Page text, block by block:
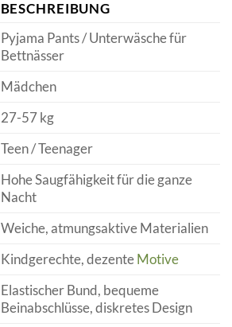
BESCHREIBUNG
Pyjama Pants / Unterwäsche für
Bettnässer
Mädchen
27-57 kg
Teen / Teenager
Hohe Saugfähigkeit für die ganze
Nacht
Weiche, atmungsaktive Materialien
Kindgerechte, dezenteMotive
Elastischer Bund, bequeme
Beinabschlüsse, diskretes Design